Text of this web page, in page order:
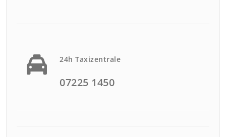
24h Taxizentrale
07225 1450